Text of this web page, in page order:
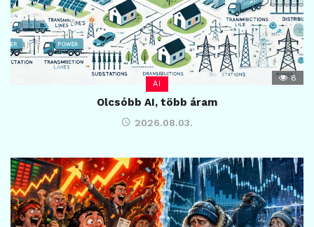
AI
8
Olcsóbb AI, több áram
2026.08.03.